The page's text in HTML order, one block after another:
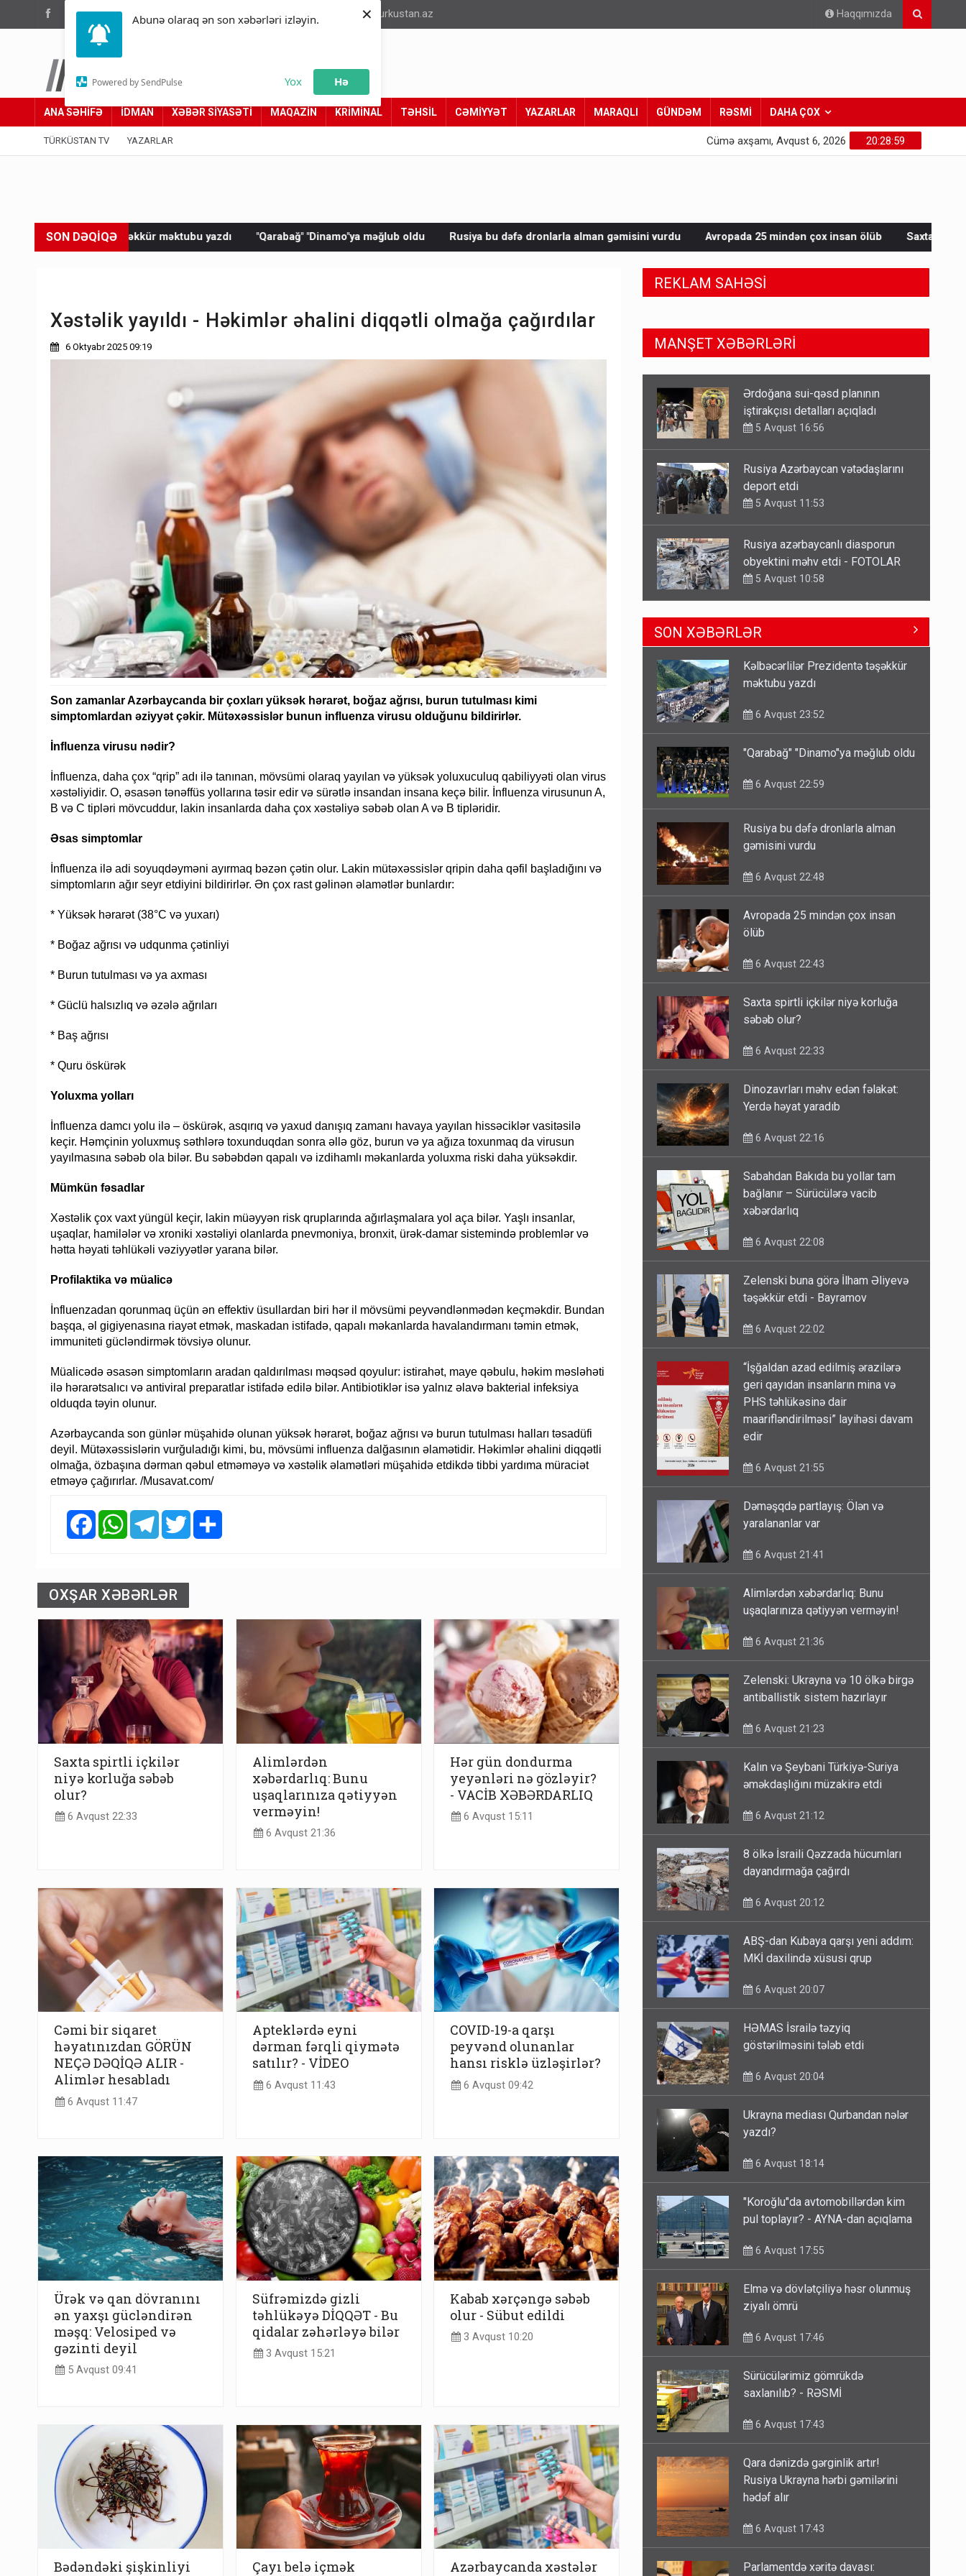
Abunə olaraq ən son xəbərləri izləyin.
Powered by SendPulse Yox Hə
×
(012) 449 94 05 info@turkustan.az Haqqımızda
Türküstan.az
Adımız yolumuzdur
ANA SƏHİFƏ İDMAN XƏBƏR SİYASƏTİ MAQAZİN KRİMİNAL TƏHSİL CƏMİYYƏT YAZARLAR MARAQLI GÜNDƏM RƏSMİ DAHA ÇOX
TÜRKÜSTAN TV YAZARLAR 20:29:01
Cümə axşamı, Avqust 6, 2026
SON DƏQİQƏ
məktubu yazdı "Qarabağ" "Dinamo"ya məğlub oldu Rusiya bu dəfə dronlarla alman gəmisini vurdu Avropada 25 mindən çox insan ölüb Saxta spirtli içkilər niyə korluğa
Xəstəlik yayıldı - Həkimlər əhalini diqqətli olmağa çağırdılar
6 Oktyabr 2025 09:19
Son zamanlar Azərbaycanda bir çoxları yüksək hərarət, boğaz ağrısı, burun tutulması kimi
simptomlardan əziyyət çəkir. Mütəxəssislər bunun influenza virusu olduğunu bildirirlər.
İnfluenza virusu nədir?
İnfluenza, daha çox “qrip” adı ilə tanınan, mövsümi olaraq yayılan və yüksək yoluxuculuq qabiliyyəti olan virus
xəstəliyidir. O, əsasən tənəffüs yollarına təsir edir və sürətlə insandan insana keçə bilir. İnfluenza virusunun A,
B və C tipləri mövcuddur, lakin insanlarda daha çox xəstəliyə səbəb olan A və B tipləridir.
Əsas simptomlar
İnfluenza ilə adi soyuqdəyməni ayırmaq bəzən çətin olur. Lakin mütəxəssislər qripin daha qəfil başladığını və
simptomların ağır seyr etdiyini bildirirlər. Ən çox rast gəlinən əlamətlər bunlardır:
* Yüksək hərarət (38°C və yuxarı)
* Boğaz ağrısı və udqunma çətinliyi
* Burun tutulması və ya axması
* Güclü halsızlıq və əzələ ağrıları
* Baş ağrısı
* Quru öskürək
Yoluxma yolları
İnfluenza damcı yolu ilə – öskürək, asqırıq və yaxud danışıq zamanı havaya yayılan hissəciklər vasitəsilə
keçir. Həmçinin yoluxmuş səthlərə toxunduqdan sonra əllə göz, burun və ya ağıza toxunmaq da virusun
yayılmasına səbəb ola bilər. Bu səbəbdən qapalı və izdihamlı məkanlarda yoluxma riski daha yüksəkdir.
Mümkün fəsadlar
Xəstəlik çox vaxt yüngül keçir, lakin müəyyən risk qruplarında ağırlaşmalara yol aça bilər. Yaşlı insanlar,
uşaqlar, hamilələr və xroniki xəstəliyi olanlarda pnevmoniya, bronxit, ürək-damar sistemində problemlər və
hətta həyati təhlükəli vəziyyətlər yarana bilər.
Profilaktika və müalicə
İnfluenzadan qorunmaq üçün ən effektiv üsullardan biri hər il mövsümi peyvəndlənmədən keçməkdir. Bundan
başqa, əl gigiyenasına riayət etmək, maskadan istifadə, qapalı məkanlarda havalandırmanı təmin etmək,
immuniteti gücləndirmək tövsiyə olunur.
Müalicədə əsasən simptomların aradan qaldırılması məqsəd qoyulur: istirahət, maye qəbulu, həkim məsləhəti
ilə hərarətsalıcı və antiviral preparatlar istifadə edilə bilər. Antibiotiklər isə yalnız əlavə bakterial infeksiya
olduqda təyin olunur.
Azərbaycanda son günlər müşahidə olunan yüksək hərarət, boğaz ağrısı və burun tutulması halları təsadüfi
deyil. Mütəxəssislərin vurğuladığı kimi, bu, mövsümi influenza dalğasının əlamətidir. Həkimlər əhalini diqqətli
olmağa, özbaşına dərman qəbul etməməyə və xəstəlik əlamətləri müşahidə etdikdə tibbi yardıma müraciət
etməyə çağırırlar. /Musavat.com/
FacebookWhatsAppTelegramTwitter
OXŞAR XƏBƏRLƏR
Saxta spirtli içkilər
niyə korluğa səbəb
olur?
6 Avqust 22:33
Alimlərdən
xəbərdarlıq: Bunu
uşaqlarınıza qətiyyən
verməyin!
6 Avqust 21:36
Hər gün dondurma
yeyənləri nə gözləyir?
- VACİB XƏBƏRDARLIQ
6 Avqust 15:11
Cəmi bir siqaret
həyatınızdan GÖRÜN
NEÇƏ DƏQİQƏ ALIR -
Alimlər hesabladı
6 Avqust 11:47
Apteklərdə eyni
dərman fərqli qiymətə
satılır? - VİDEO
6 Avqust 11:43
COVID-19-a qarşı
peyvənd olunanlar
hansı risklə üzləşirlər?
6 Avqust 09:42
Ürək və qan dövranını
ən yaxşı gücləndirən
məşq: Velosiped və
gəzinti deyil
5 Avqust 09:41
Süfrəmizdə gizli
təhlükəyə DİQQƏT - Bu
qidalar zəhərləyə bilər
3 Avqust 15:21
Kabab xərçəngə səbəb
olur - Sübut edildi
3 Avqust 10:20
Bədəndəki şişkinliyi
Çayı belə içmək
Azərbaycanda xəstələr
REKLAM SAHƏSİ
MANŞET XƏBƏRLƏRİ
Rusiya Azərbaycan vətədaşlarını
deport etdi
5 Avqust 11:53
Rusiya azərbaycanlı diasporun
obyektini məhv etdi - FOTOLAR
5 Avqust 10:58
Bu tarixdən HAVALAR DƏYİŞİR -
İSTİLƏR BİTİR
4 Avqust 22:04
ŞOK! David Seliverstov ölkədən
qaçdı
gedə biləcəksiniz - SİYAHI
iştirakçısı detalları açıqladı
SON XƏBƏRLƏR
Kəlbəcərlilər Prezidentə təşəkkür
məktubu yazdı
6 Avqust 23:52
"Qarabağ" "Dinamo"ya məğlub oldu
6 Avqust 22:59
Rusiya bu dəfə dronlarla alman
gəmisini vurdu
6 Avqust 22:48
Avropada 25 mindən çox insan
ölüb
6 Avqust 22:43
Saxta spirtli içkilər niyə korluğa
səbəb olur?
6 Avqust 22:33
Dinozavrları məhv edən fəlakət:
Yerdə həyat yaradıb
6 Avqust 22:16
Sabahdan Bakıda bu yollar tam
bağlanır – Sürücülərə vacib
xəbərdarlıq
6 Avqust 22:08
Zelenski buna görə İlham Əliyevə
təşəkkür etdi - Bayramov
6 Avqust 22:02
“İşğaldan azad edilmiş ərazilərə
geri qayıdan insanların mina və
PHS təhlükəsinə dair
maarifləndirilməsi” layihəsi davam
edir
6 Avqust 21:55
Dəməşqdə partlayış: Ölən və
yaralananlar var
6 Avqust 21:41
Alimlərdən xəbərdarlıq: Bunu
uşaqlarınıza qətiyyən verməyin!
6 Avqust 21:36
Zelenski: Ukrayna və 10 ölkə birgə
antiballistik sistem hazırlayır
6 Avqust 21:23
Kalın və Şeybani Türkiyə-Suriya
əməkdaşlığını müzakirə etdi
6 Avqust 21:12
8 ölkə İsraili Qəzzada hücumları
dayandırmağa çağırdı
6 Avqust 20:12
ABŞ-dan Kubaya qarşı yeni addım:
MKİ daxilində xüsusi qrup
6 Avqust 20:07
HƏMAS İsrailə təzyiq
göstərilməsini tələb etdi
6 Avqust 20:04
Ukrayna mediası Qurbandan nələr
yazdı?
6 Avqust 18:14
"Koroğlu"da avtomobillərdən kim
pul toplayır? - AYNA-dan açıqlama
6 Avqust 17:55
Elmə və dövlətçiliyə həsr olunmuş
ziyalı ömrü
6 Avqust 17:46
Sürücülərimiz gömrükdə
saxlanılıb? - RƏSMİ
6 Avqust 17:43
Qara dənizdə gərginlik artır!
Rusiya Ukrayna hərbi gəmilərini
hədəf alır
6 Avqust 17:43
Parlamentdə xəritə davası: